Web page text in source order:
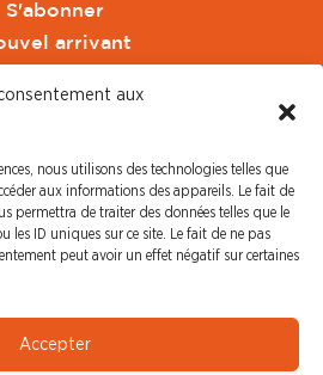
aux
nous utilisons des technologies telles que
aux informations des appareils. Le fait de
permettra de traiter des données telles que le
les ID uniques sur ce site. Le fait de ne pas
peut avoir un effet négatif sur certaines
Accepter
S'abonner
arrivant
Cadres
Retraités
L'UFFA
CFDT F3C
PRESSE